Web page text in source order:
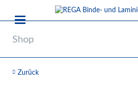
Shop
Zurück